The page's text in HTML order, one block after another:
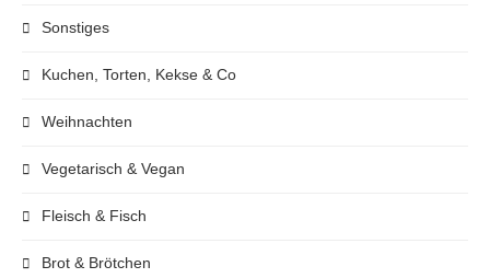
Sonstiges
Kuchen, Torten, Kekse & Co
Weihnachten
Vegetarisch & Vegan
Fleisch & Fisch
Brot & Brötchen